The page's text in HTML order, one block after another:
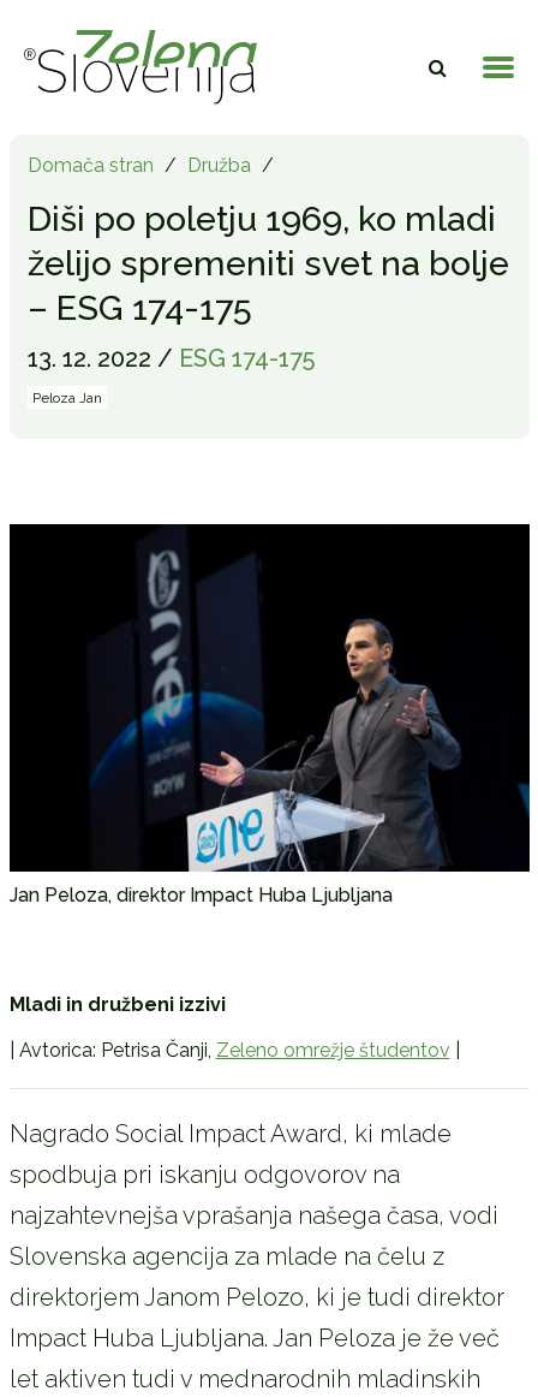
Domača stran / Družba /
Diši po poletju 1969, ko mladi
želijo spremeniti svet na bolje
– ESG 174-175
13. 12. 2022 / ESG 174-175
Peloza Jan
Jan Peloza, direktor Impact Huba Ljubljana
Mladi in družbeni izzivi
| Avtorica: Petrisa Čanji, Zeleno omrežje študentov
Nagrado Social Impact Award, ki mlade
spodbuja pri iskanju odgovorov na
najzahtevnejša vprašanja našega časa, vodi
Slovenska agencija za mlade na čelu z
direktorjem Janom Pelozo, ki je tudi direktor
Impact Huba Ljubljana. Jan Peloza je že več
let aktiven tudi v mednarodnih mladinskih